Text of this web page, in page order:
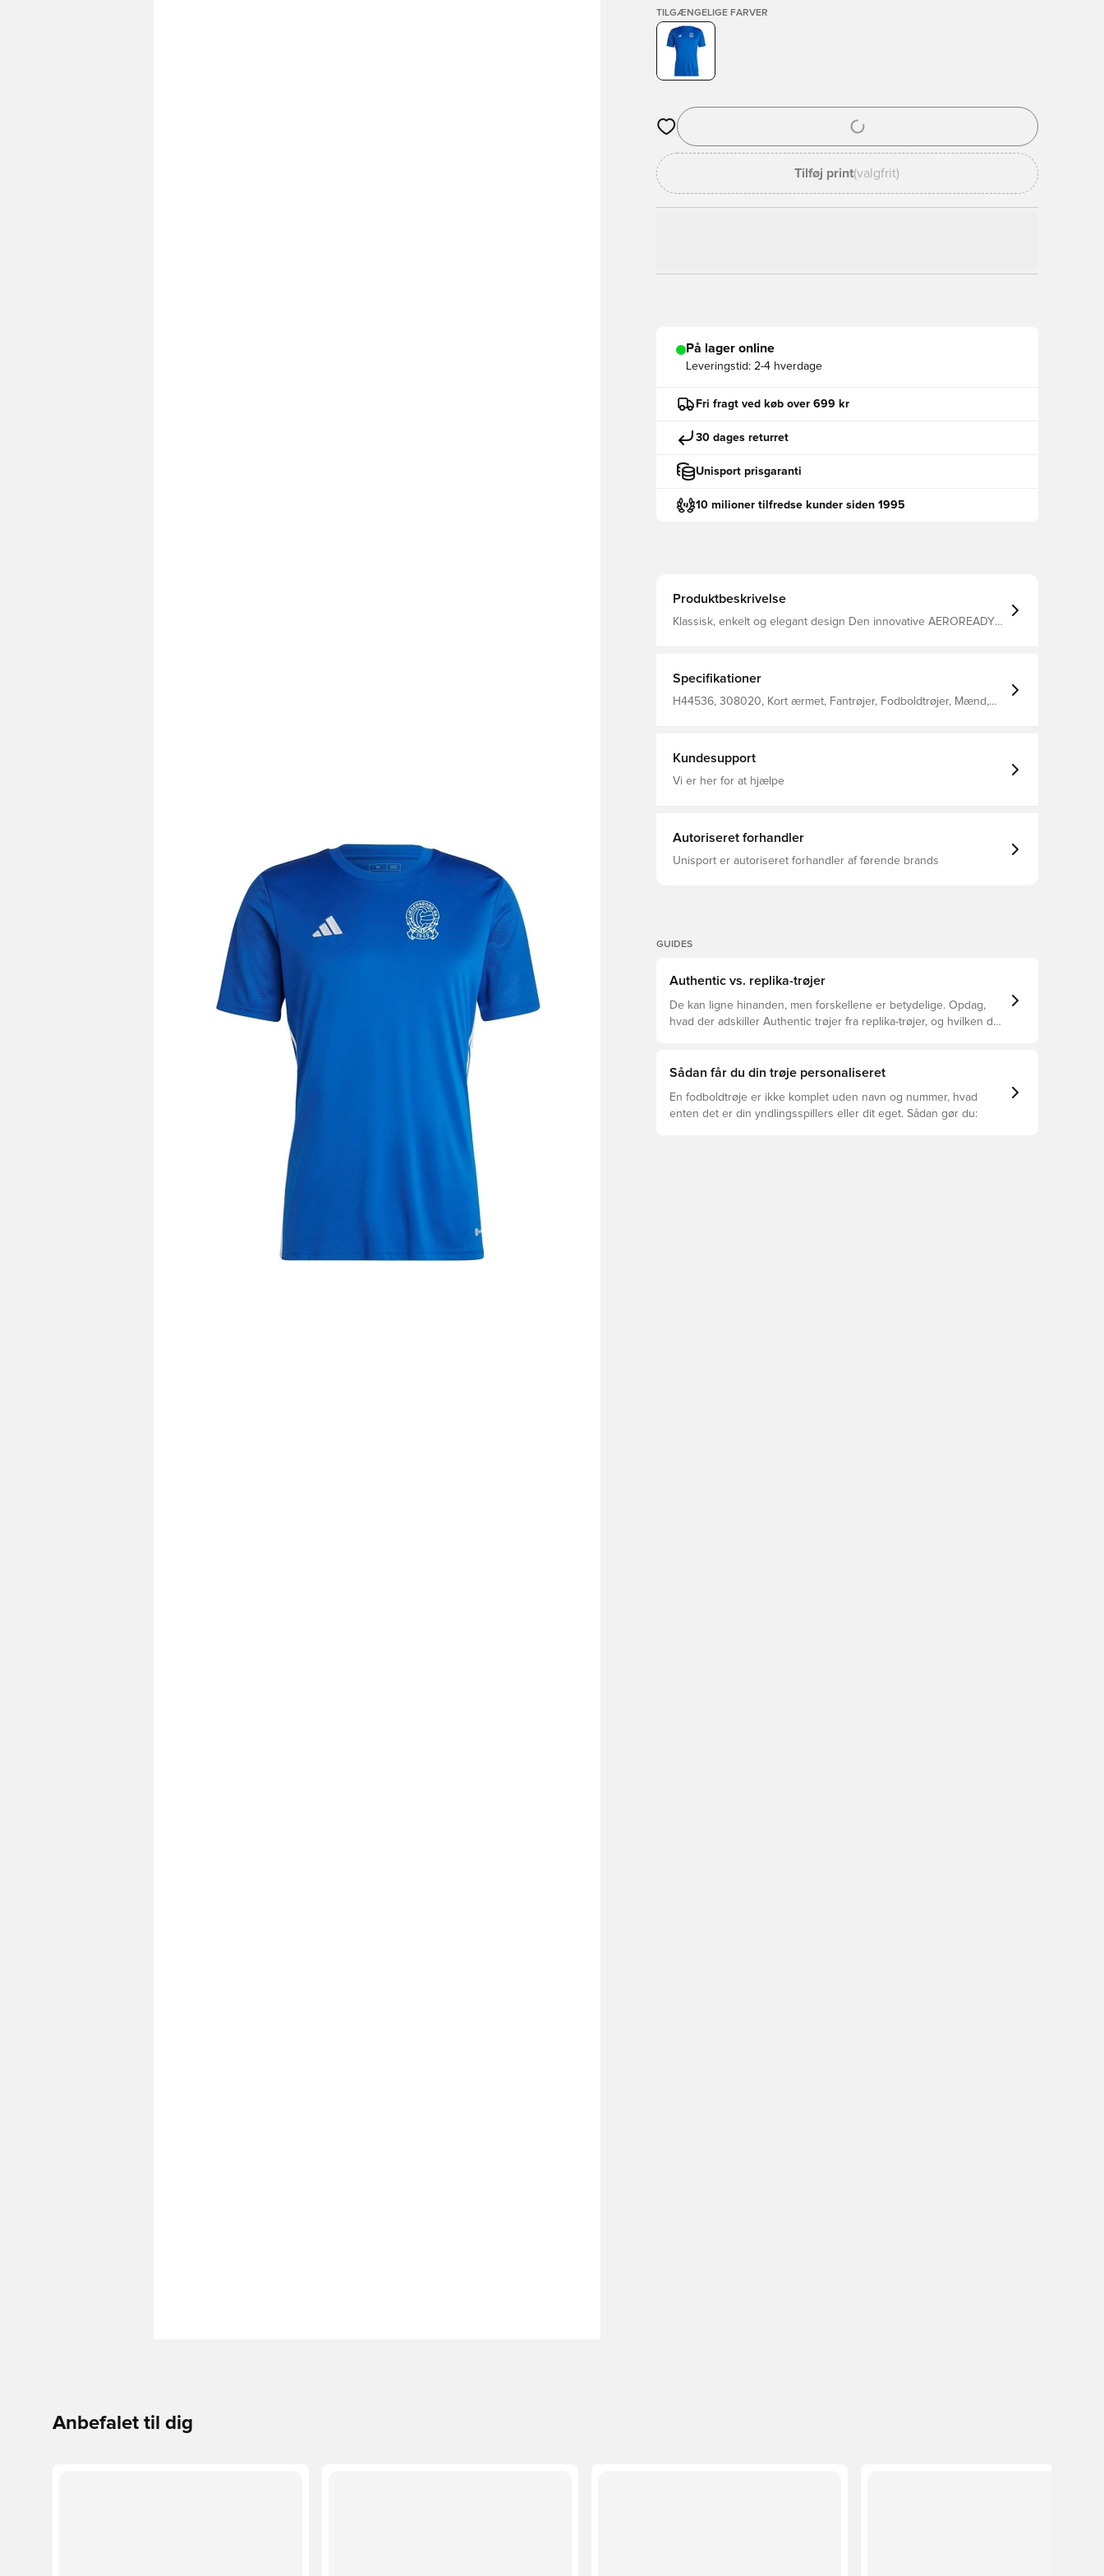
TILGÆNGELIGE FARVER
Åbner en Modal til at logge ind eller tilmelde dig som medlem
Tilføj print(valgfrit)
På lager online
Leveringstid: 2-4 hverdage
Fri fragt ved køb over 699 kr
30 dages returret
Unisport prisgaranti
10 milioner tilfredse kunder siden 1995
Produktbeskrivelse
Klassisk, enkelt og elegant design Den innovative AEROREADY
Specifikationer
H44536, 308020, Kort ærmet, Fantrøjer, Fodboldtrøjer, Mænd,
Kundesupport
Vi er her for at hjælpe
Autoriseret forhandler
Unisport er autoriseret forhandler af førende brands
GUIDES
Authentic vs. replika-trøjer
De kan ligne hinanden, men forskellene er betydelige. Opdag,
hvad der adskiller Authentic trøjer fra replika-trøjer, og hvilken der
Sådan får du din trøje personaliseret
En fodboldtrøje er ikke komplet uden navn og nummer, hvad
enten det er din yndlingsspillers eller dit eget. Sådan gør du:
Anbefalet til dig